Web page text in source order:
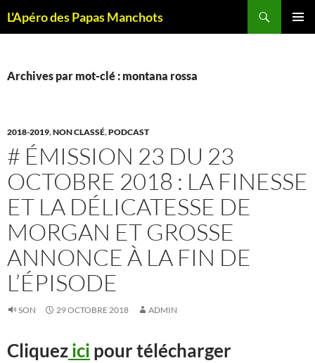
L'Apéro des Papas Manchots
Archives par mot-clé : montana rossa
2018-2019,NON CLASSÉ,PODCAST
# ÉMISSION 23 DU 23
OCTOBRE 2018 : LA FINESSE
ET LA DÉLICATESSE DE
MORGAN ET GROSSE
ANNONCE À LA FIN DE
L’ÉPISODE
SON 29 OCTOBRE 2018 ADMIN
Cliquezici pour télécharger